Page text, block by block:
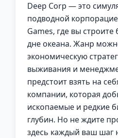
Deep Corp — это
подводной
Games, где вы
дне океана. Жанр
экономическую
выживания и
предстоит взять на
компании, которая
ископаемые и редкие
глубин. Но не ждите
здесь каждый ваш шаг